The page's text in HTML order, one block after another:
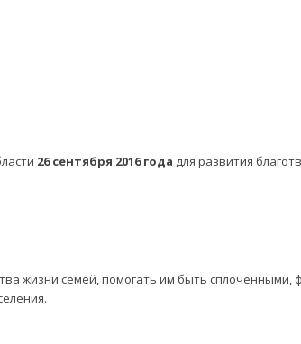
26 сентября 2016 года для развития
жизни семей, помогать им быть